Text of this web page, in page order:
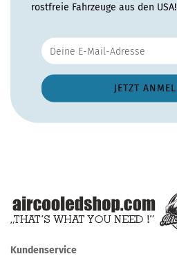
rostfreie Fahrzeuge aus den USA!
Kundenservice